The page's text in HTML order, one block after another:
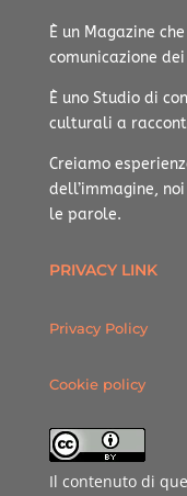
È un Magazine
comunicazione
È uno Studio di
culturali a
Creiamo
dell’immagine,
le parole.
PRIVACY LINK
Privacy Policy
Cookie policy
Il contenuto di